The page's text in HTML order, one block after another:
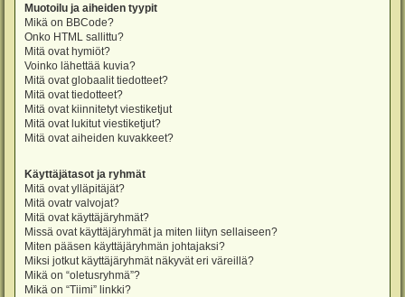
Muotoilu ja aiheiden tyypit
Mikä on BBCode?
Onko HTML sallittu?
Mitä ovat hymiöt?
Voinko lähettää kuvia?
Mitä ovat globaalit tiedotteet?
Mitä ovat tiedotteet?
Mitä ovat kiinnitetyt viestiketjut
Mitä ovat lukitut viestiketjut?
Mitä ovat aiheiden kuvakkeet?
Käyttäjätasot ja ryhmät
Mitä ovat ylläpitäjät?
Mitä ovatr valvojat?
Mitä ovat käyttäjäryhmät?
Missä ovat käyttäjäryhmät ja miten liityn sellaiseen?
Miten pääsen käyttäjäryhmän johtajaksi?
Miksi jotkut käyttäjäryhmät näkyvät eri väreillä?
Mikä on “oletusryhmä”?
Mikä on “Tiimi” linkki?